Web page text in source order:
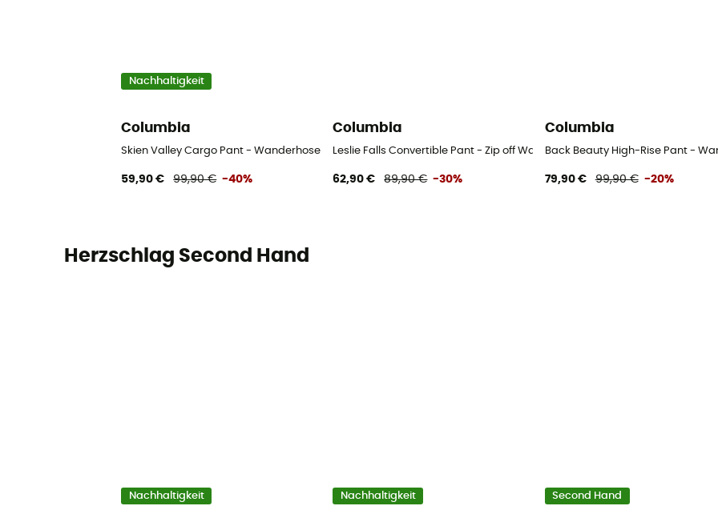
Nachhaltigkeit
Columbia
Skien Valley Cargo Pant - Wanderhose - Damen
59,90 € 99,90 € -40%
Columbia
Leslie Falls Convertible Pant - Zip off Wanderhose - Damen
62,90 € 89,90 € -30%
Columbia
Back Beauty High-Rise Pant -
79,90 € 99,90 € -20%
Herzschlag Second Hand
Nachhaltigkeit Nachhaltigkeit Second Hand